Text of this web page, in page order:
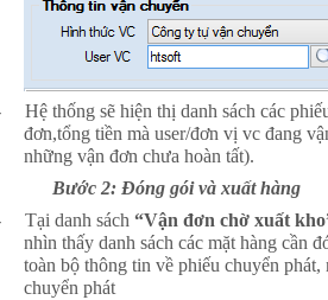
Hệ thống sẽ hiện thị danh sách các
đơn,tổng tiền mà user/đơn vị vc đang
những vận đơn chưa hoàn tất).
Bước 2: Đóng gói và xuất hàng
Tại danh sách “Vận đơn chờ xuất
nhìn thấy danh sách các mặt hàng cần
toàn bộ thông tin về phiếu chuyển phát,
chuyển phát